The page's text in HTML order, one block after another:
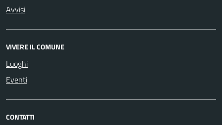
Avvisi
VIVERE IL COMUNE
Luoghi
Eventi
CONTATTI